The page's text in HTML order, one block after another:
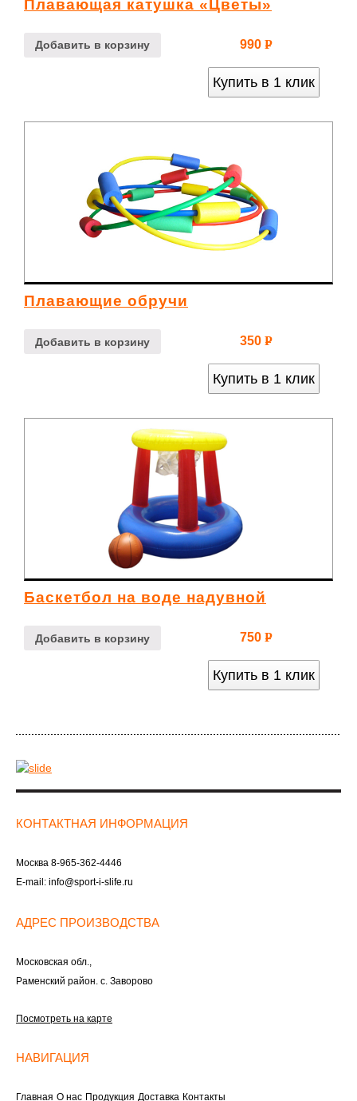
Плавающая катушка «Цветы»
Добавить в корзину 990 Р
Купить в 1 клик
Плавающие обручи
Добавить в корзину 350 Р
Купить в 1 клик
Баскетбол на воде надувной
Добавить в корзину 750 Р
Купить в 1 клик
КОНТАКТНАЯ ИНФОРМАЦИЯ
Москва 8-965-362-4446
E-mail: info@sport-i-slife.ru
АДРЕС ПРОИЗВОДСТВА
Московская обл.,
Раменский район. с. Заворово
Посмотреть на карте
НАВИГАЦИЯ
Главная О нас Продукция Доставка Контакты